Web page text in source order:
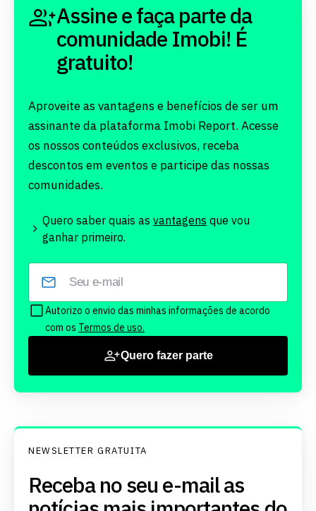
Assine e faça parte da
comunidade Imobi! É
gratuito!
Aproveite as vantagens e benefícios de ser um
assinante da plataforma Imobi Report. Acesse
os nossos conteúdos exclusivos, receba
descontos em eventos e participe das nossas
comunidades.
Quero saber quais as vantagens que vou
ganhar primeiro.
Autorizo o envio das minhas informações de acordo
com os Termos de uso.
Quero fazer parte
NEWSLETTER GRATUITA
Receba no seu e-mail as